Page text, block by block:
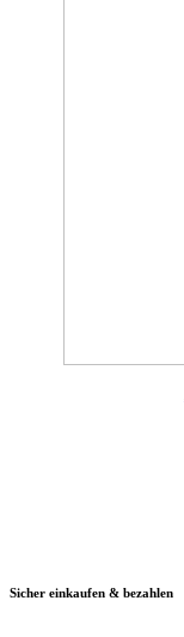
Sicher einkaufen & bezahlen